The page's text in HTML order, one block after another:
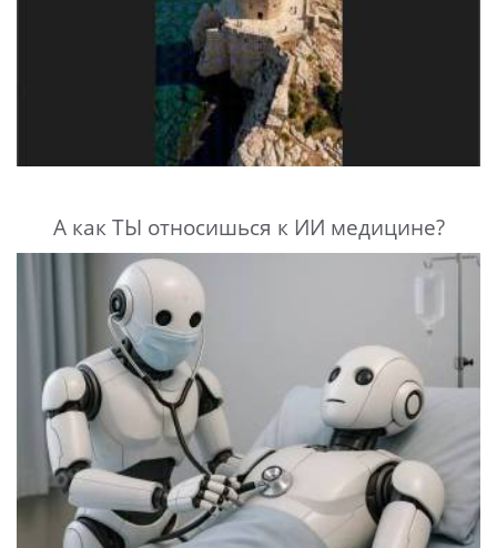
А как ТЫ относишься к ИИ медицине?